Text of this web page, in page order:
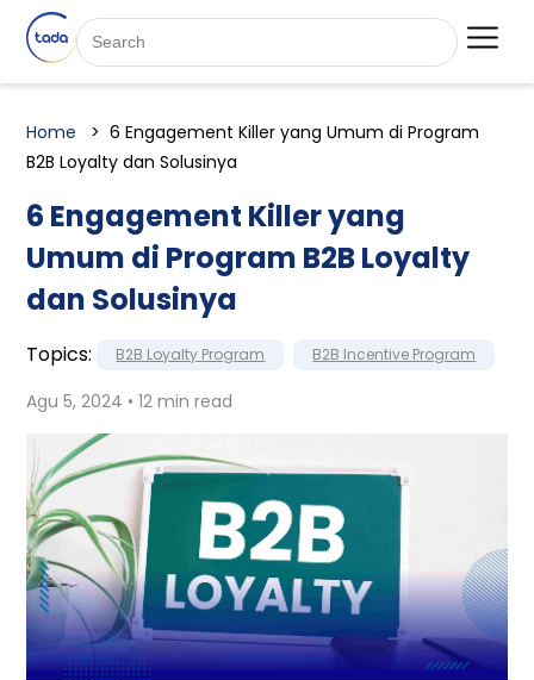
Home
6 Engagement Killer yang Umum di Program
B2B Loyalty dan Solusinya
6 Engagement Killer yang
Umum di Program B2B Loyalty
dan Solusinya
Topics: B2B Loyalty Program B2B Incentive Program
Agu 5, 2024 • 12 min read